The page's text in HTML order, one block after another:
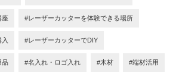
座 #レーザーカッターを体験できる場所
#レーザーカッターでDIY
品 #名入れ・ロゴ入れ #木材 #端材活用